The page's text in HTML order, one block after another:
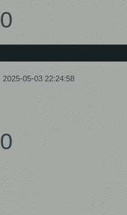
0
2025-05-03 22:24:58
0